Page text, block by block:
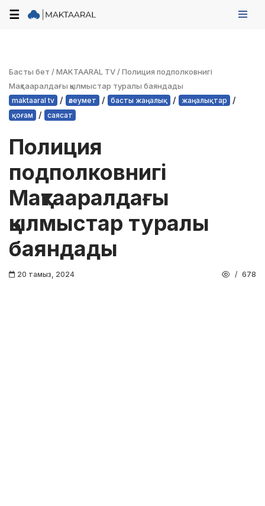
☰
Басты бет /MAKTAARAL TV /Полиция подполковнигі
Мақтааралдағы қылмыстар туралы баяндады
maktaaral tv / әлеумет / басты жаңалық / жаңалықтар /
қоғам / саясат
Полиция
подполковнигі
Мақтааралдағы
қылмыстар туралы
баяндады
20 тамыз, 2024 678